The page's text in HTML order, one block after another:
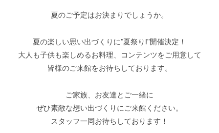
夏のご予定はお決まりでしょうか。
夏の楽しい思い出づくりに"夏祭り!"開催決定！
大人も子供も楽しめるお料理、コンテンツをご用意して
皆様のご来館をお待ちしております。
ご家族、お友達とご一緒に
ぜひ素敵な想い出づくりにご来館ください。
スタッフ一同お待ちしております！